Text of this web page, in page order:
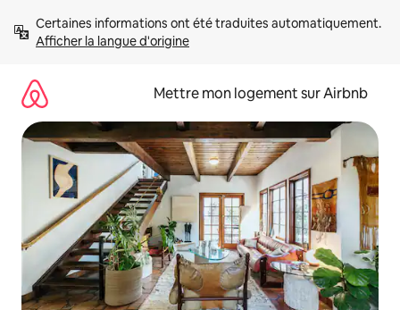
directement
Afficher la langue d'origine
Mettre mon logement sur Airbnb